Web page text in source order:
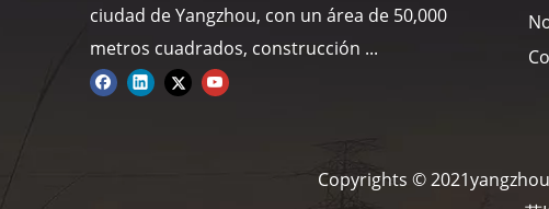
ciudad de Yangzhou, con un área de 50,000
metros cuadrados, construcción ...
Copyrights ©